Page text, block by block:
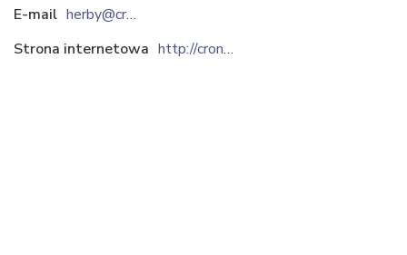
E-mail
herby@cronimet.pl
Strona internetowa
http://cronimet.com.pl